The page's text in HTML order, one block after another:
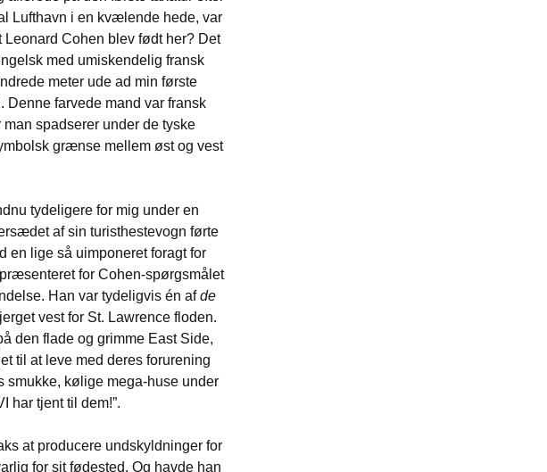
Lufthavn i en kvælende hede, var
Cohen blev født her? Det
med umiskendelig fransk
meter ude ad min første
farvede mand var fransk
spadserer under de tyske
grænse mellem øst og vest
tydeligere for mig under en
af sin turisthestevogn førte
en lige så uimponeret foragt for
for Cohen-spørgsmålet
Han var tydeligvis én afde
vest for St. Lawrence floden.
den flade og grimme East Side,
til at leve med deres forurening
smukke, kølige mega-huse under
har tjent til dem!”.
at producere undskyldninger for
for sit fødested. Og havde han